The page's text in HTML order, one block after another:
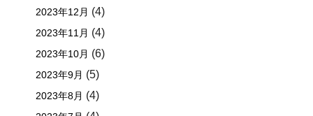
2023年12月 (4)
2023年11月 (4)
2023年10月 (6)
2023年9月 (5)
2023年8月 (4)